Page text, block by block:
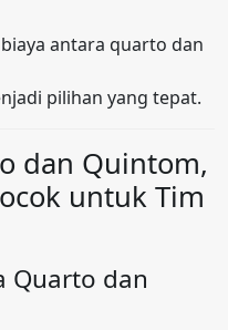
antara quarto dan
pilihan yang tepat.
dan Quintom,
untuk Tim
Quarto dan